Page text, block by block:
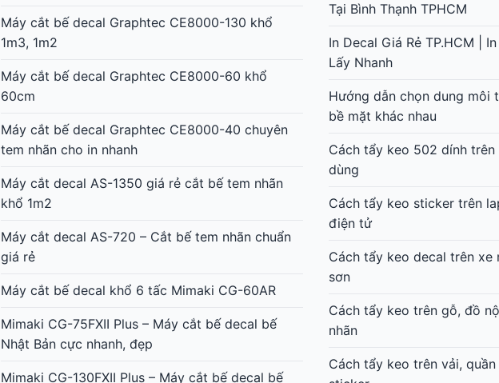
Máy cắt bế decal Graphtec CE8000-130 khổ
1m3, 1m2
Máy cắt bế decal Graphtec CE8000-60 khổ
60cm
Máy cắt bế decal Graphtec CE8000-40 chuyên
tem nhãn cho in nhanh
Máy cắt decal AS-1350 giá rẻ cắt bế tem nhãn
khổ 1m2
Máy cắt decal AS-720 – Cắt bế tem nhãn chuẩn
giá rẻ
Máy cắt bế decal khổ 6 tấc Mimaki CG-60AR
Mimaki CG-75FXII Plus – Máy cắt bế decal bế
Nhật Bản cực nhanh, đẹp
Mimaki CG-130FXII Plus – Máy cắt bế decal bế
Tại Bình Thạnh TPHCM
In Decal Giá Rẻ TP.HCM |
Lấy Nhanh
Hướng dẫn chọn dung môi
bề mặt khác nhau
Cách tẩy keo 502 dính
dùng
Cách tẩy keo sticker trên
điện tử
Cách tẩy keo decal trên xe
sơn
Cách tẩy keo trên gỗ, đồ
nhãn
Cách tẩy keo trên vải,